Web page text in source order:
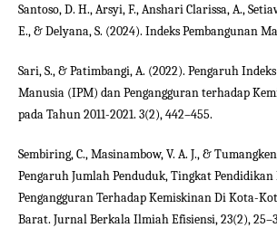
Santoso, D. H., Arsyi, F., Anshari Clarissa, A.,
E., & Delyana, S. (2024). Indeks Pembangunan
Sari, S., & Patimbangi, A. (2022). Pengaruh
Manusia (IPM) dan Pengangguran terhadap
pada Tahun 2011-2021. 3(2), 442–455.
Sembiring, C., Masinambow, V. A. J., &
Pengaruh Jumlah Penduduk, Tingkat
Pengangguran Terhadap Kemiskinan Di Kota-
Barat. Jurnal Berkala Ilmiah Efisiensi, 23(2),